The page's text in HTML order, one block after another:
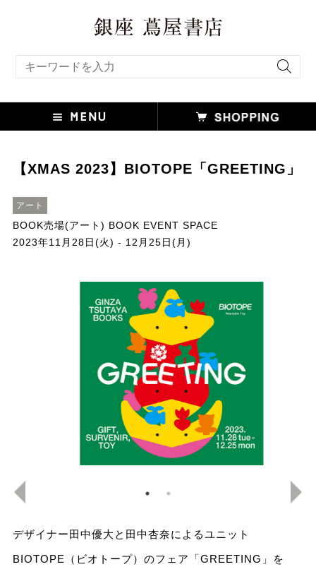
【XMAS 2023】BIOTOPE「GREETING」
アート
BOOK売場(アート) BOOK EVENT SPACE
2023年11月28日(火) - 12月25日(月)
デザイナー田中優大と田中杏奈によるユニット
BIOTOPE（ビオトープ）のフェア「GREETING」を